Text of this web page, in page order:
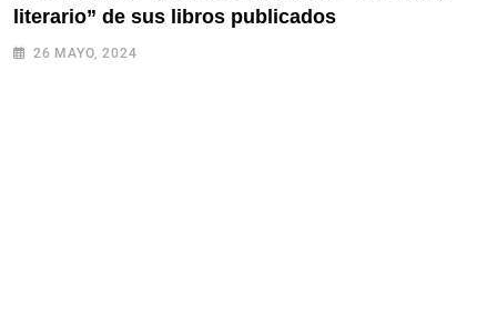
literario” de sus libros publicados
26 MAYO, 2024